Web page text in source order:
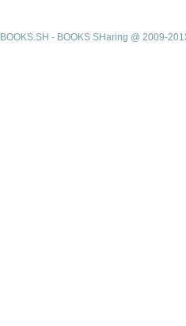
BOOKS.SH - BOOKS SHaring @ 2009-